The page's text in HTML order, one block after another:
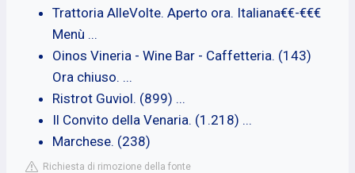
Trattoria AlleVolte. Aperto ora. Italiana€€-€€€
Menù ...
Oinos Vineria - Wine Bar - Caffetteria. (143)
Ora chiuso. ...
Ristrot Guviol. (899) ...
Il Convito della Venaria. (1.218) ...
Marchese. (238)
Richiesta di rimozione della fonte